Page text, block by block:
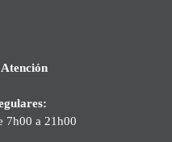
7h00 a 21h00